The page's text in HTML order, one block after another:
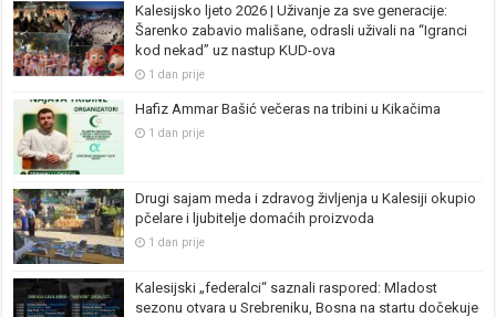
Kalesijsko ljeto 2026 | Uživanje za sve generacije:
Šarenko zabavio mališane, odrasli uživali na “Igranci
kod nekad” uz nastup KUD-ova
1 dan prije
Hafiz Ammar Bašić večeras na tribini u Kikačima
1 dan prije
Drugi sajam meda i zdravog življenja u Kalesiji okupio
pčelare i ljubitelje domaćih proizvoda
1 dan prije
Kalesijski „federalci“ saznali raspored: Mladost
sezonu otvara u Srebreniku, Bosna na startu dočekuje